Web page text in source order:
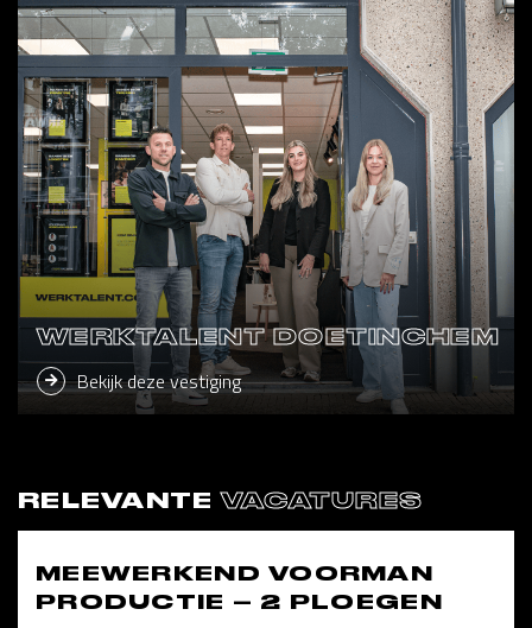
WERKTALENT DOETINCHEM
Bekijk deze vestiging
RELEVANTEVACATURES
MEEWERKEND VOORMAN
PRODUCTIE – 2 PLOEGEN